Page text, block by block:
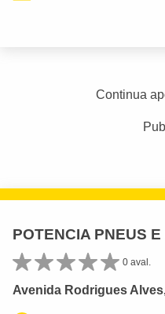
Continua
POTENCIA PNEUS
0 aval.
Avenida Rodrigues